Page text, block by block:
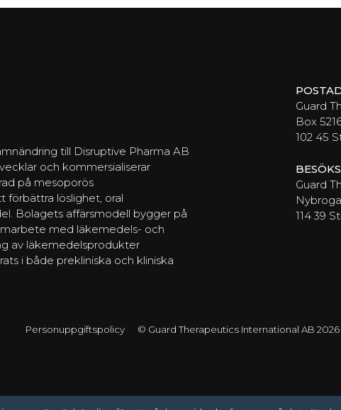
till Disruptive Pharma AB
och kommersialiserar
på mesoporös
förbättra löslighet, oral
Bolagets affärsmodell bygger på
med läkemedels- och
av läkemedelsprodukter
i både prekliniska och kliniska
Guard
Box
102 45
Guard
114 39
Personuppgiftspolicy© Guard Therapeutics International AB 2026